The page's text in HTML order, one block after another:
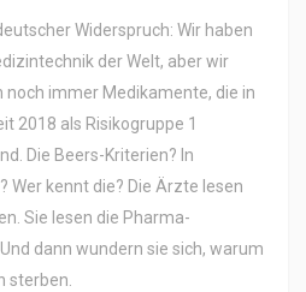
Widerspruch: Wir haben
der Welt, aber wir
noch immer Medikamente, die in
2018 als Risikogruppe 1
Die Beers-Kriterien? In
Wer kennt die? Die Ärzte lesen
Sie lesen die Pharma-
dann wundern sie sich, warum
sterben.